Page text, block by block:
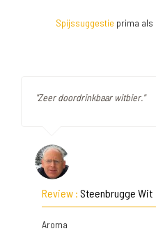
Spijssuggestie prima als
"Zeer doordrinkbaar witbier."
Review : Steenbrugge Wit
Aroma